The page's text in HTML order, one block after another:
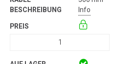
Info